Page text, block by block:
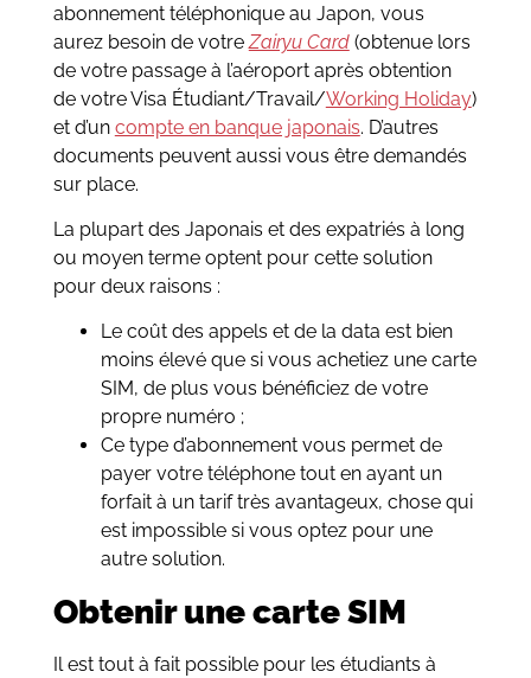
abonnement téléphonique au Japon, vous
aurez besoin de votre Zairyu Card(obtenue lors
de votre passage à l’aéroport après obtention
de votre Visa Étudiant/Travail/Working Holiday)
et d’un compte en banque japonais. D’autres
documents peuvent aussi vous être demandés
sur place.
La plupart des Japonais et des expatriés à long
ou moyen terme optent pour cette solution
pour deux raisons :
Le coût des appels et de la data est bien
moins élevé que si vous achetiez une carte
SIM, de plus vous bénéficiez de votre
propre numéro ;
Ce type d’abonnement vous permet de
payer votre téléphone tout en ayant un
forfait à un tarif très avantageux, chose qui
est impossible si vous optez pour une
autre solution.
Obtenir une carte SIM
Il est tout à fait possible pour les étudiants à